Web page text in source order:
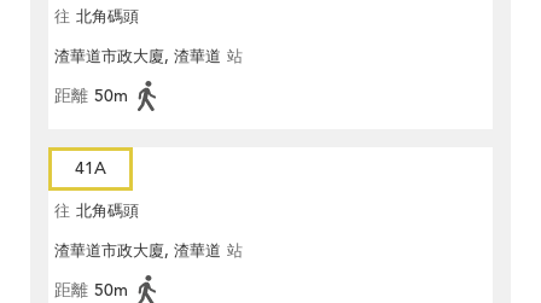
往 北角碼頭
渣華道市政大廈, 渣華道 站
距離 50m
41A
往 北角碼頭
渣華道市政大廈, 渣華道 站
距離 50m